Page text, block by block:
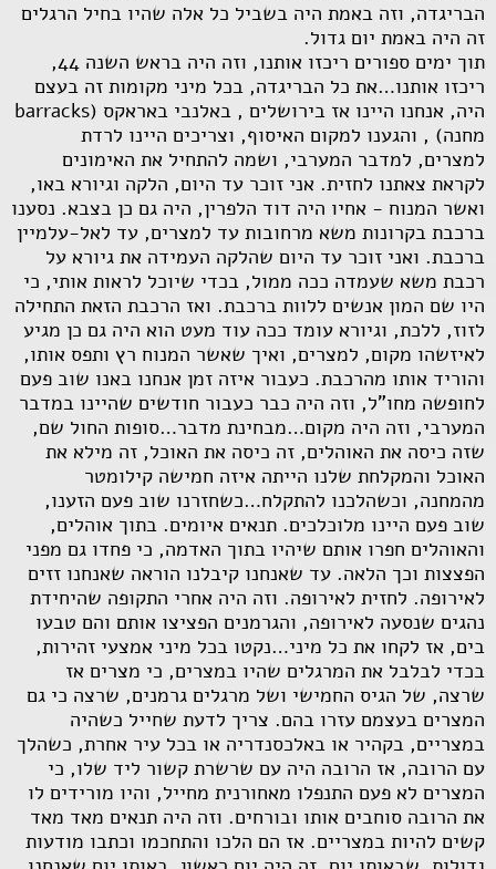
הבריגדה, וזה באמת היה בשביל כל אלה שהיו בחיל הרגלים
זה היה באמת יום גדול.
תוך ימים ספורים ריכזו אותנו, וזה היה בראש השנה 44,
ריכזו אותנו…את כל הבריגדה, בכל מיני מקומות זה בעצם
היה, אנחנו היינו אז בירושלים , באלנבי באראקס (barracks
מחנה) , והגענו למקום האיסוף, וצריכים היינו לרדת
למצרים, למדבר המערבי, ושמה להתחיל את האימונים
לקראת צאתנו לחזית. אני זוכר עד היום, הלקה וגיורא באו,
ואשר המנוח - אחיו היה דוד הלפרין, היה גם כן בצבא. נסענו
ברכבת בקרונות משא מרחובות עד למצרים, עד לאל-עלמיין
ברכבת. ואני זוכר עד היום שהלקה העמידה את גיורא על
רכבת משא שעמדה ככה ממול, בכדי שיוכל לראות אותי, כי
היו שם המון אנשים ללוות ברכבת. ואז הרכבת הזאת התחילה
לזוז, ללכת, וגיורא עומד ככה עוד מעט הוא היה גם כן מגיע
לאיזשהו מקום, למצרים, ואיך שאשר המנוח רץ ותפס אותו,
והוריד אותו מהרכבת. כעבור איזה זמן אנחנו באנו שוב פעם
לחופשה מחו"ל, וזה היה כבר כעבור חודשים שהיינו במדבר
המערבי, וזה היה מקום…מבחינת מדבר…סופות החול שם,
שזה כיסה את האוהלים, זה כיסה את האוכל, זה מילא את
האוכל והמקלחת שלנו הייתה איזה חמישה קילומטר
מהמחנה, וכשהלכנו להתקלח…כשחזרנו שוב פעם הזענו,
שוב פעם היינו מלוכלכים. תנאים איומים. בתוך אוהלים,
והאוהלים חפרו אותם שיהיו בתוך האדמה, כי פחדו גם מפני
הפצצות וכך הלאה. עד שאנחנו קיבלנו הוראה שאנחנו זזים
לאירופה. לחזית לאירופה. וזה היה אחרי התקופה שהיחידת
נהגים שנסעה לאירופה, והגרמנים הפציצו אותם והם טבעו
בים, אז לקחו את כל מיני…נקטו בכל מיני אמצעי זהירות,
בכדי לבלבל את המרגלים שהיו במצרים, כי מצרים אז
שרצה, של הגיס החמישי ושל מרגלים גרמנים, שרצה כי גם
המצרים בעצמם עזרו בהם. צריך לדעת שחייל כשהיה
במצריים, בקהיר או באלכסנדריה או בכל עיר אחרת, כשהלך
עם הרובה, אז הרובה היה עם שרשרת קשור ליד שלו, כי
המצרים לא פעם התנפלו מאחורנית מחייל, והיו מורידים לו
את הרובה סוחבים אותו ובורחים. וזה היה תנאים מאד מאד
קשים להיות במצריים. אז הם הלכו והתחכמו וכתבו מודעות